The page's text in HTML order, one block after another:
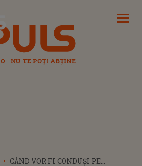
CÂND VOR FI CONDUȘI PE